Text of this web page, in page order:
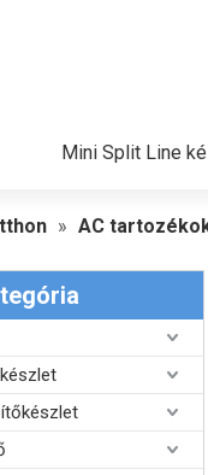
Mini Split Line
» AC